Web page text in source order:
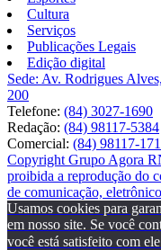
Cultura
Serviços
Publicações Legais
Edição digital
Sede: Av. Rodrigues
200
Telefone: (84) 3027-1690
Redação: (84) 98117-5384
Comercial: (84) 98117-
Copyright Grupo Agora
proibida a reprodução do
de comunicação,
Usamos cookies para
em nosso site. Se você
você está satisfeito com